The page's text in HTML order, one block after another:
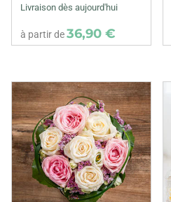
Livraison dès aujourd'hui
à partir de36,90 €